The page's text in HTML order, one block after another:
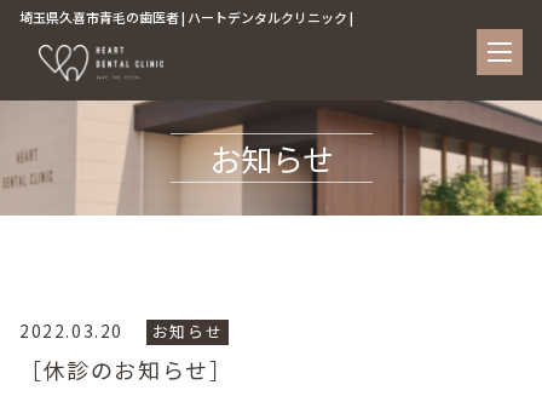
埼玉県久喜市青毛の歯医者 | ハートデンタルクリニック |
お知らせ
2022.03.20 お知らせ
［休診のお知らせ］